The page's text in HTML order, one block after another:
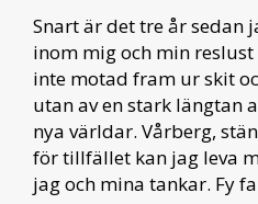
Snart är det tre år sedan
inom mig och min
inte motad fram ur skit
utan av en stark längtan
nya världar. Vårberg,
för tillfället kan jag leva
jag och mina tankar. Fy